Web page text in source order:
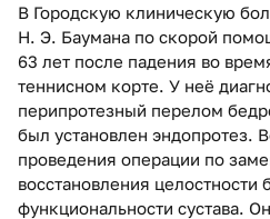
В Городскую клиническую
Н. Э. Баумана по скорой
63 лет после падения во
теннисном корте. У неё
перипротезный перелом
был установлен эндопротез.
проведения операции по
восстановления целостности
функциональности сустава.